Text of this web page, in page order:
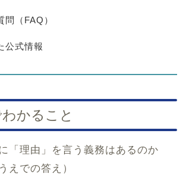
問（FAQ）
公式情報
かること
「理由」を言う義務はあるのか
えでの答え）